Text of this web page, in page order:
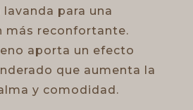
para una
más reconfortante.
aporta un efecto
que aumenta la
y comodidad.